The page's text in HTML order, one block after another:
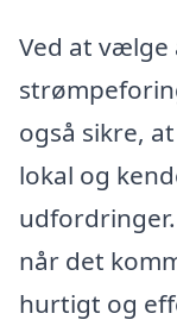
Ved at
også sikre,
lokal og
når det
hurtigt og